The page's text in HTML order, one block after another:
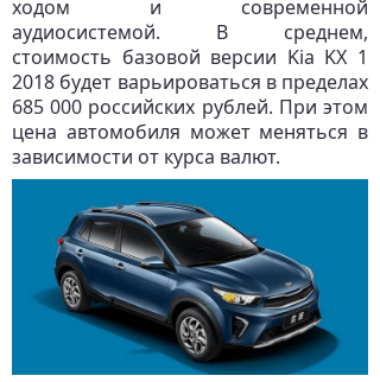
ходом и современной
аудиосистемой. В среднем,
стоимость базовой версии Kia KX 1
2018 будет варьироваться в пределах
685 000 российских рублей. При этом
цена автомобиля может меняться в
зависимости от курса валют.